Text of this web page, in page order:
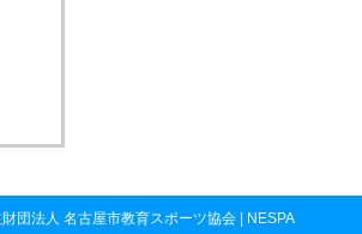
団法人 名古屋市教育スポーツ協会 | NESPA